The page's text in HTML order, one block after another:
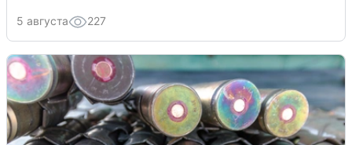
5 августа 227